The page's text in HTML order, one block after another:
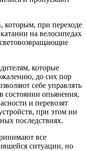
которым, при переходе
на велосипедах
которые
до сих пор
себе управлять
состоянии опьянения,
и перевозят
при этом ни
последствиях.
все
ситуации, но